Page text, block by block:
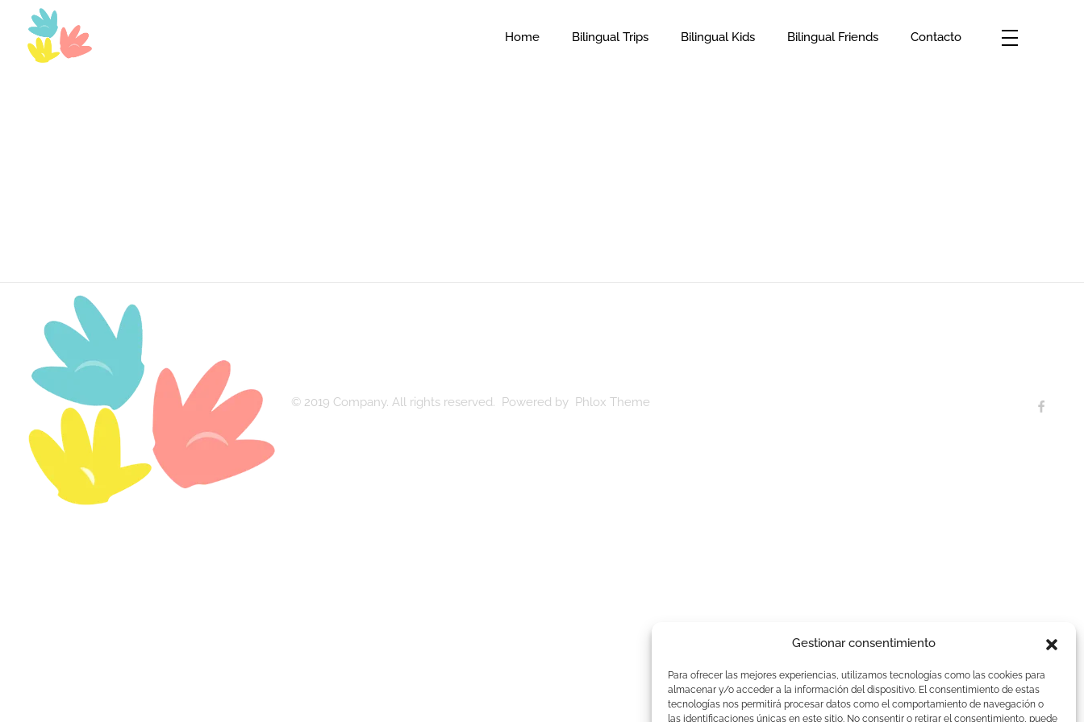
Gestionar consentimiento
Para ofrecer las mejores experiencias, utilizamos tecnologías como las cookies para
almacenar y/o acceder a la información del dispositivo. El consentimiento de estas
tecnologías nos permitirá procesar datos como el comportamiento de navegación o
las identificaciones únicas en este sitio. No consentir o retirar el consentimiento, puede
Home Bilingual Trips Bilingual Kids Bilingual Friends Contacto
© 2019 Company. All rights reserved. Powered by Phlox Theme